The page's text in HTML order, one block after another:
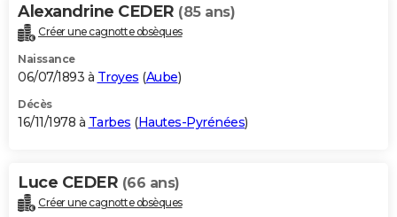
Alexandrine CEDER (85 ans)
Créer une cagnotte obsèques
Naissance
06/07/1893 à Troyes (Aube)
Décès
16/11/1978 à Tarbes (Hautes-Pyrénées)
Luce CEDER (66 ans)
Créer une cagnotte obsèques